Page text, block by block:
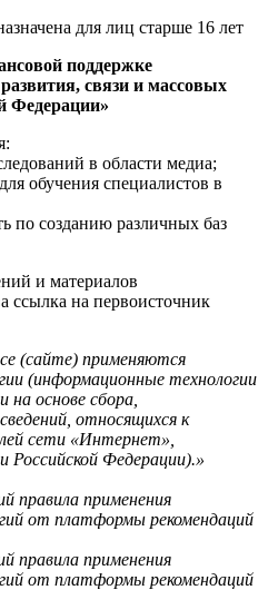
для лиц старше 16 лет
поддержке
связи и массовых
Федерации»
в области медиа;
обучения специалистов в
по созданию различных баз
и материалов
ссылка на первоисточник
(сайте) применяются
(информационные технологии
на основе сбора,
относящихся к
сети «Интернет»,
Российской Федерации).»
правила применения
от платформы рекомендаций
правила применения
от платформы рекомендаций